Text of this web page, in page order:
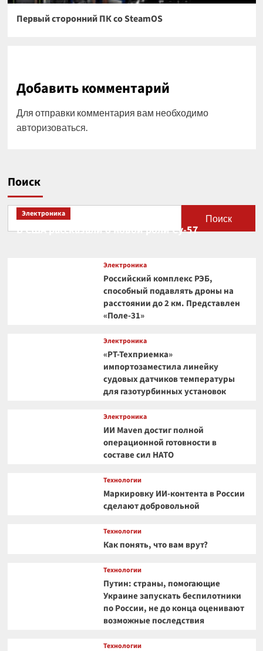
Первый сторонний ПК со SteamOS
Добавить комментарий
Для отправки комментария вам необходимо
авторизоваться.
Поиск
Поиск
Электроника
В США рассказали о новой роли Су-57
Электроника
Российский комплекс РЭБ,
способный подавлять дроны на
расстоянии до 2 км. Представлен
«Поле-31»
Электроника
«РТ-Техприемка»
импортозаместила линейку
судовых датчиков температуры
для газотурбинных установок
Электроника
ИИ Maven достиг полной
операционной готовности в
составе сил НАТО
Технологии
Маркировку ИИ-контента в России
сделают добровольной
Технологии
Как понять, что вам врут?
Технологии
Путин: страны, помогающие
Украине запускать беспилотники
по России, не до конца оценивают
возможные последствия
Технологии